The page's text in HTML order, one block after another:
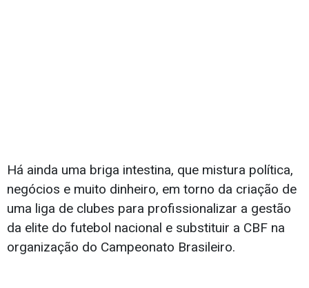
Há ainda uma briga intestina, que mistura política,
negócios e muito dinheiro, em torno da criação de
uma liga de clubes para profissionalizar a gestão
da elite do futebol nacional e substituir a CBF na
organização do Campeonato Brasileiro.